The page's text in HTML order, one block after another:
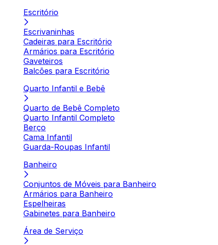
Escritório
Escrivaninhas
Cadeiras para Escritório
Armários para Escritório
Gaveteiros
Balcões para Escritório
Quarto Infantil e Bebê
Quarto de Bebê Completo
Quarto Infantil Completo
Berço
Cama Infantil
Guarda-Roupas Infantil
Banheiro
Conjuntos de Móveis para Banheiro
Armários para Banheiro
Espelheiras
Gabinetes para Banheiro
Área de Serviço